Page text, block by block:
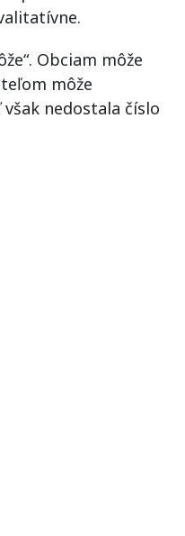
Obciam môže
môže
nedostala číslo